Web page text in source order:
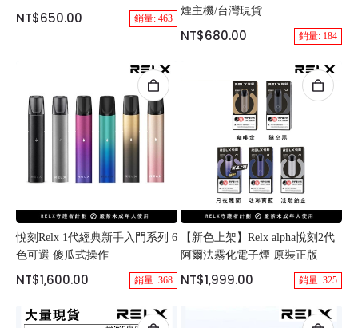
NT$650.00 銷量: 463
煙主機/台灣現貨
NT$680.00 銷量: 184
悅刻Relx 1代經典新手入門系列 6
色可選 傻瓜式操作
NT$1,600.00 銷量: 368
【新色上架】Relx alpha悅刻2代
阿爾法霧化電子煙 原裝正版
NT$1,999.00 銷量: 325